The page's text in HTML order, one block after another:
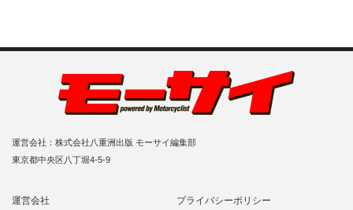
運営会社：株式会社八重洲出版 モーサイ編集部
東京都中央区八丁堀4-5-9
運営会社
プライバシーポリシー